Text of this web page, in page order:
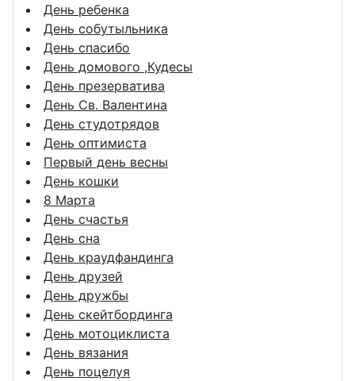
День ребенка
День собутыльника
День спасибо
День домового ,Кудесы
День презерватива
День Св. Валентина
День студотрядов
День оптимиста
Первый день весны
День кошки
8 Марта
День счастья
День сна
День краудфандинга
День друзей
День дружбы
День скейтбординга
День мотоциклиста
День вязания
День поцелуя